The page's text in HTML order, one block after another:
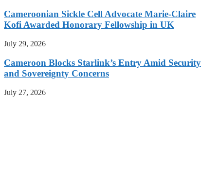
Cameroonian Sickle Cell Advocate Marie-Claire
Kofi Awarded Honorary Fellowship in UK
July 29, 2026
Cameroon Blocks Starlink’s Entry Amid Security
and Sovereignty Concerns
July 27, 2026